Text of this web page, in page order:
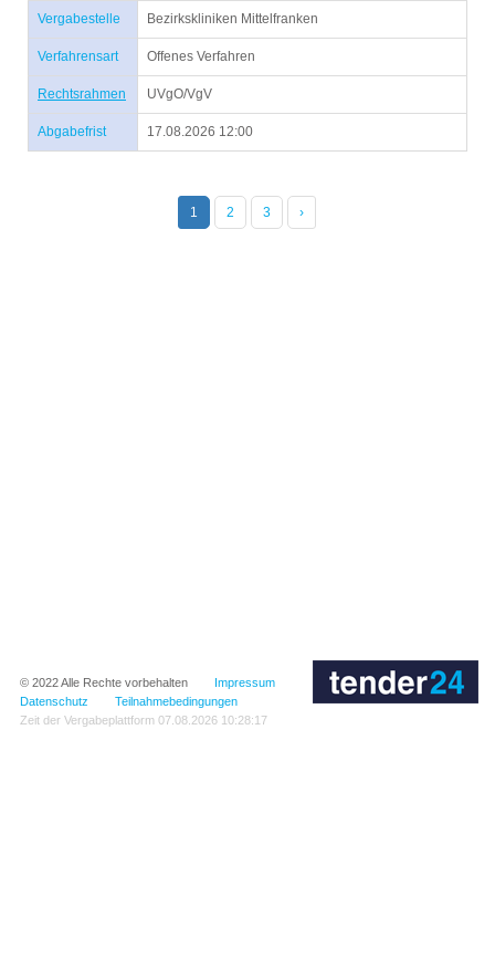
Vergabestelle Bezirkskliniken Mittelfranken
Verfahrensart Offenes Verfahren
Rechtsrahmen UVgO/VgV
Abgabefrist 17.08.2026 12:00
1 2 3 ›
© 2022Alle Rechte vorbehalten
Impressum
Datenschutz
Teilnahmebedingungen
Zeit der Vergabeplattform 07.08.2026 10:28:17